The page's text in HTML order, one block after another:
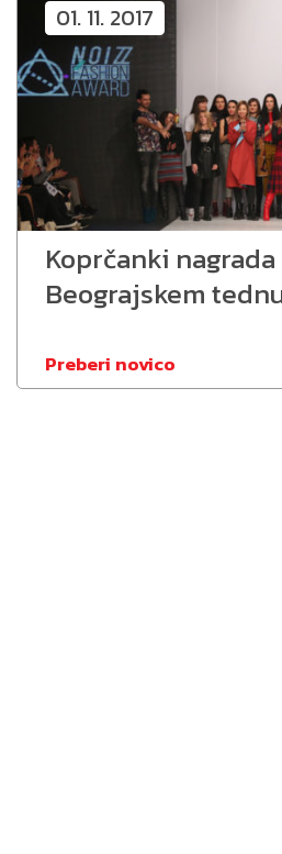
01. 11. 2017
Koprčanki
Beograjskem
Preberi novico